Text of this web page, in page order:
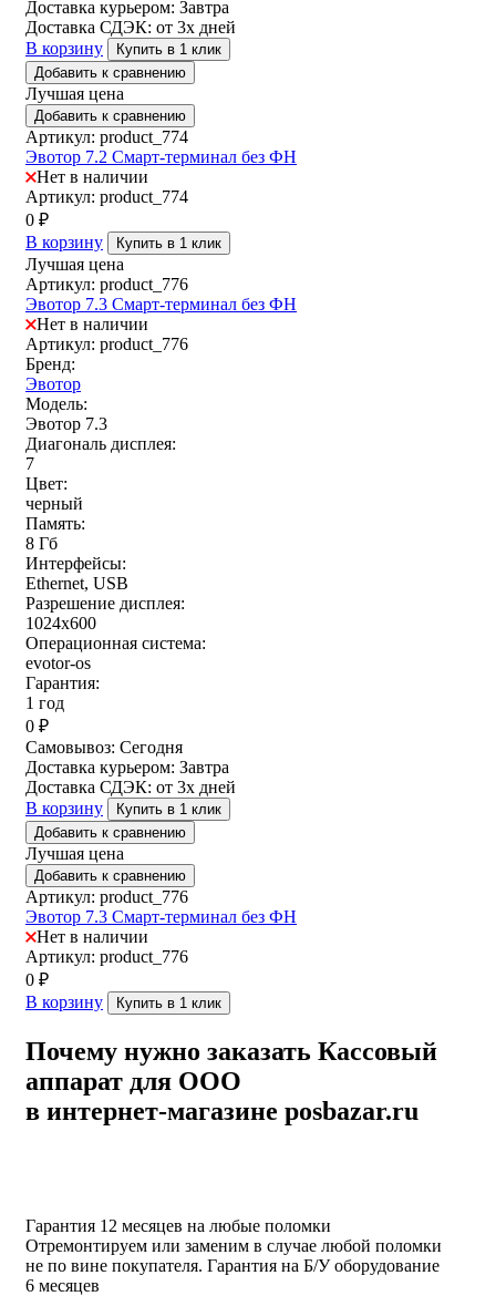
Доставка курьером: Завтра
Доставка СДЭК: от 3х дней
В корзину
Купить в 1 клик
Добавить к сравнению
Лучшая цена
Добавить к сравнению
Артикул: product_774
Эвотор 7.2 Смарт-терминал без ФН
Нет в наличии
Артикул: product_774
0 ₽
В корзину
Купить в 1 клик
Лучшая цена
Артикул: product_776
Эвотор 7.3 Смарт-терминал без ФН
Нет в наличии
Артикул: product_776
Бренд:
Эвотор
Модель:
Эвотор 7.3
Диагональ дисплея:
7
Цвет:
черный
Память:
8 Гб
Интерфейсы:
Ethernet, USB
Разрешение дисплея:
1024х600
Операционная система:
evotor-os
Гарантия:
1 год
0 ₽
Самовывоз: Сегодня
Доставка курьером: Завтра
Доставка СДЭК: от 3х дней
В корзину
Купить в 1 клик
Добавить к сравнению
Лучшая цена
Добавить к сравнению
Артикул: product_776
Эвотор 7.3 Смарт-терминал без ФН
Нет в наличии
Артикул: product_776
0 ₽
В корзину
Купить в 1 клик
Почему нужно заказать Кассовый
аппарат для ООО
в интернет-магазине posbazar.ru
Гарантия 12 месяцев на любые поломки
Отремонтируем или заменим в случае любой поломки
не по вине покупателя. Гарантия на Б/У оборудование
6 месяцев